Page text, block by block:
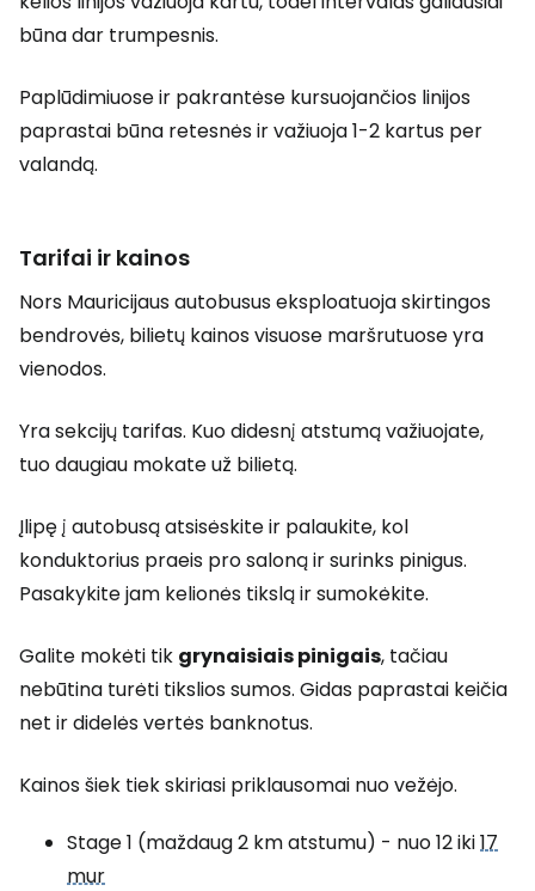
būna dar trumpesnis.
Paplūdimiuose ir pakrantėse kursuojančios linijos
paprastai būna retesnės ir važiuoja 1-2 kartus per
valandą.
Tarifai ir kainos
Nors Mauricijaus autobusus eksploatuoja skirtingos
bendrovės, bilietų kainos visuose maršrutuose yra
vienodos.
Yra sekcijų tarifas. Kuo didesnį atstumą važiuojate,
tuo daugiau mokate už bilietą.
Įlipę į autobusą atsisėskite ir palaukite, kol
konduktorius praeis pro saloną ir surinks pinigus.
Pasakykite jam kelionės tikslą ir sumokėkite.
Galite mokėti tik grynaisiais pinigais, tačiau
nebūtina turėti tikslios sumos. Gidas paprastai keičia
net ir didelės vertės banknotus.
Kainos šiek tiek skiriasi priklausomai nuo vežėjo.
Stage 1 (maždaug 2 km atstumu) - nuo 12 iki17
mur